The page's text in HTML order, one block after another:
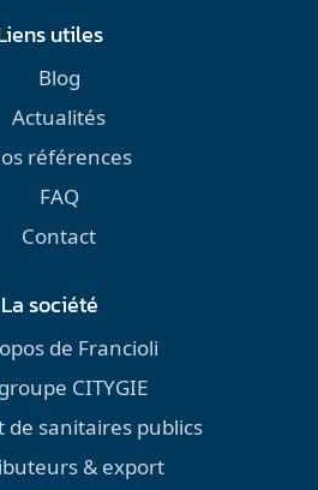
utiles
Blog
Actualités
références
FAQ
Contact
La société
de Francioli
CITYGIE
de sanitaires publics
& export